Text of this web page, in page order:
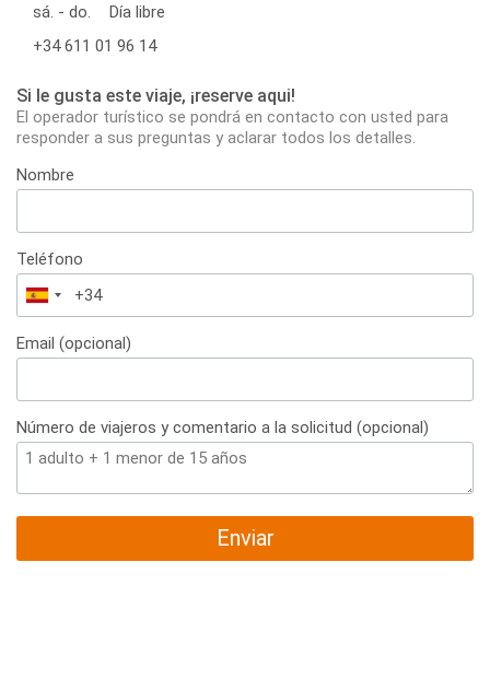
sá. - do.
Día libre
+34 611 01 96 14
Si le gusta este viaje, ¡reserve aqui!
El operador turístico se pondrá en contacto con usted para
responder a sus preguntas y aclarar todos los detalles.
Nombre
Teléfono
España
+34
Email (opcional)
Número de viajeros y comentario a la solicitud (opcional)
Enviar